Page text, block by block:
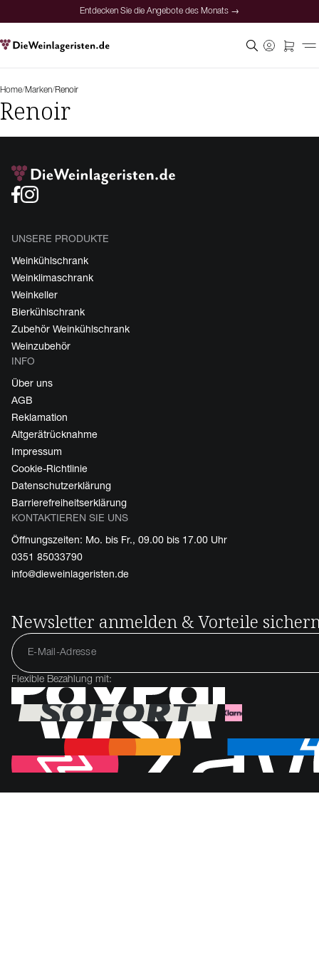
Entdecken Sie die Angebote des Monats →
Home/Marken/Renoir
Renoir
UNSERE PRODUKTE
Weinkühlschrank
Weinklimaschrank
Weinkeller
Bierkühlschrank
Zubehör Weinkühlschrank
Weinzubehör
INFO
Über uns
AGB
Reklamation
Altgerätrücknahme
Impressum
Cookie-Richtlinie
Datenschutzerklärung
Barrierefreiheitserklärung
KONTAKTIEREN SIE UNS
Öffnungszeiten: Mo. bis Fr., 09.00 bis 17.00 Uhr
0351 85033790
info@dieweinlageristen.de
Newsletter anmelden & Vorteile
Flexible Bezahlung mit: